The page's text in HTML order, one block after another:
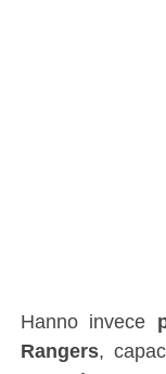
Hanno invece
Rangers,